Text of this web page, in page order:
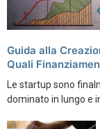
Guida alla
Quali
Le startup sono
dominato in lungo e